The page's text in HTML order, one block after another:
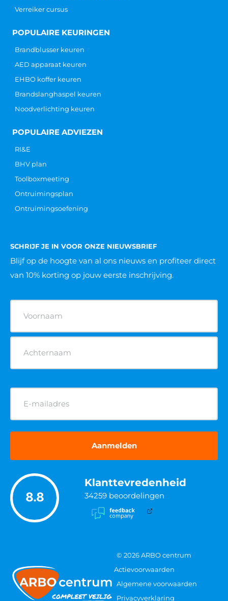
Verreiker cursus
POPULAIRE KEURINGEN
Brandblusser keuren
AED apparaat keuren
EHBO koffer keuren
Brandslanghaspel keuren
Noodverlichting keuren
POPULAIRE ADVIEZEN
RI&E
BHV plan
Toolboxmeeting
Ontruimingsplan
Ontruimingsoefening
SCHRIJF JE IN VOOR ONZE NIEUWSBRIEF
Blijf op de hoogte van al ons nieuws en profiteer direct
van 10% korting op jouw eerste inschrijving.
(Vereist)
E-
mailadres
(Vereist)
8.8
Klanttevredenheid
34259 beoordelingen
© 2026 ARBO centrum
Actievoorwaarden
Algemene voorwaarden
Privacyverklaring